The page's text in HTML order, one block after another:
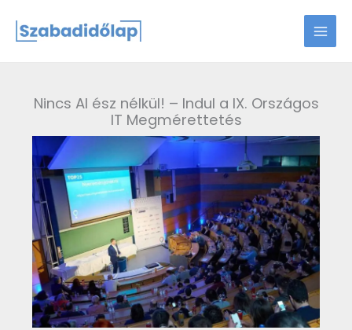
content
Nincs AI ész nélkül! – Indul a IX. Országos
IT Megmérettetés